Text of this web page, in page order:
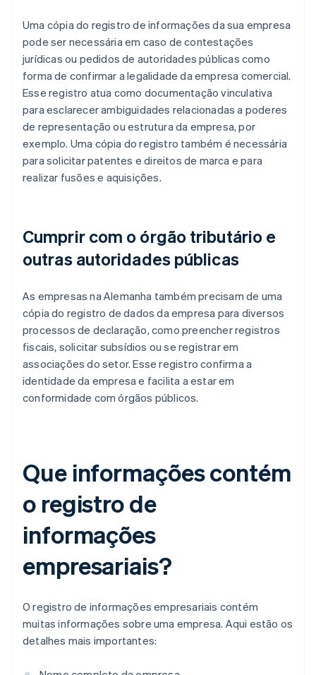
Uma cópia do registro de informações da sua empresa
pode ser necessária em caso de contestações
jurídicas ou pedidos de autoridades públicas como
forma de confirmar a legalidade da empresa comercial.
Esse registro atua como documentação vinculativa
para esclarecer ambiguidades relacionadas a poderes
de representação ou estrutura da empresa, por
exemplo. Uma cópia do registro também é necessária
para solicitar patentes e direitos de marca e para
realizar fusões e aquisições.
Cumprir com o órgão tributário e
outras autoridades públicas
As empresas na Alemanha também precisam de uma
cópia do registro de dados da empresa para diversos
processos de declaração, como preencher registros
fiscais, solicitar subsídios ou se registrar em
associações do setor. Esse registro confirma a
identidade da empresa e facilita a estar em
conformidade com órgãos públicos.
Que informações contém
o registro de
informações
empresariais?
O registro de informações empresariais contém
muitas informações sobre uma empresa. Aqui estão os
detalhes mais importantes: